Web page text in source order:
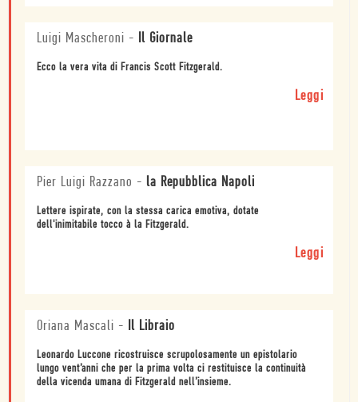
Luigi Mascheroni - Il Giornale
Ecco la vera vita di Francis Scott Fitzgerald.
Leggi
Pier Luigi Razzano - la Repubblica Napoli
Lettere ispirate, con la stessa carica emotiva, dotate
dell'inimitabile tocco à la Fitzgerald.
Leggi
Oriana Mascali - Il Libraio
Leonardo Luccone ricostruisce scrupolosamente un epistolario
lungo vent’anni che per la prima volta ci restituisce la continuità
della vicenda umana di Fitzgerald nell’insieme.